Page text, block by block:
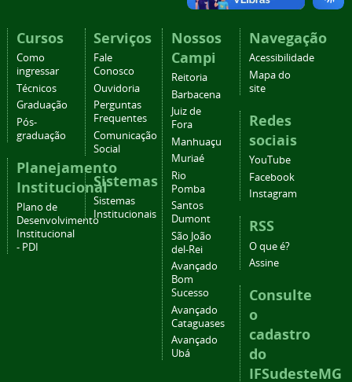
Cursos
Como
ingressar
Técnicos
Graduação
Pós-
graduação
Planejamento
Institucional
Plano de
Desenvolvimento
Institucional
- PDI
Serviços
Fale
Conosco
Ouvidoria
Perguntas
Frequentes
Comunicação
Social
Sistemas
Sistemas
Institucionais
Nossos
Campi
Reitoria
Barbacena
Juiz de
Fora
Manhuaçu
Muriaé
Rio
Pomba
Santos
Dumont
São João
del-Rei
Avançado
Bom
Sucesso
Avançado
Cataguases
Avançado
Ubá
Navegação
Acessibilidade
Mapa do
site
Redes
sociais
YouTube
Facebook
Instagram
RSS
O que é?
Assine
Consulte
o
cadastro
do
IFSudesteMG